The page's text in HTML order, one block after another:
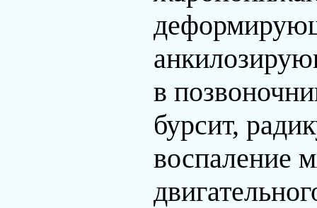
в
бурсит,
воспаление